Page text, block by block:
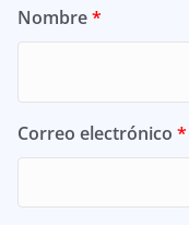
Nombre*
Correo electrónico *